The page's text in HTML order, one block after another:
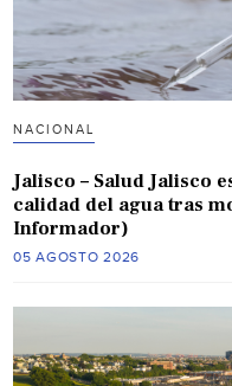
NACIONAL
Jalisco – Salud Jalisco
calidad del agua tras
Informador)
05 AGOSTO 2026